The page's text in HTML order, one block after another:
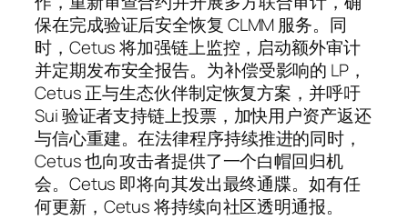
保在完成验证后安全恢复 CLMM 服务。同
时，Cetus 将加强链上监控，启动额外审计
并定期发布安全报告。为补偿受影响的 LP，
Cetus 正与生态伙伴制定恢复方案，并呼吁
Sui 验证者支持链上投票，加快用户资产返还
与信心重建。在法律程序持续推进的同时，
Cetus 也向攻击者提供了一个白帽回归机
会。Cetus 即将向其发出最终通牒。如有任
何更新，Cetus 将持续向社区透明通报。